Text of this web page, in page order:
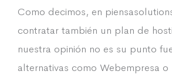
Como decimos, en
contratar también un plan de
nuestra opinión no es su punto
alternativas como Webempresa o